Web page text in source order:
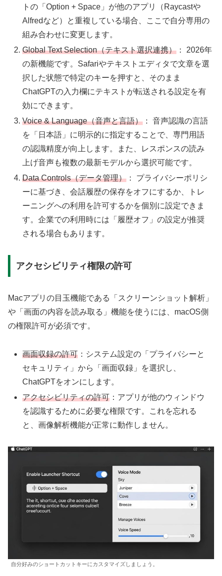
トの「Option + Space」が他のアプリ（Raycastや
Alfredなど）と重複している場合、ここで自分専用の
組み合わせに変更します。
Global Text Selection（テキスト選択連携） ： 2026年
の新機能です。Safariやテキストエディタで文章を選
択した状態で特定のキーを押すと、そのまま
ChatGPTの入力欄にテキストが転送される設定を有
効にできます。
Voice & Language（音声と言語） ： 音声認識の言語
を「日本語」に明示的に指定することで、専門用語
の認識精度が向上します。また、レスポンスの読み
上げ音声も複数の最新モデルから選択可能です。
Data Controls（データ管理） ： プライバシーポリシ
ーに基づき、会話履歴の保存をオフにするか、トレ
ーニングへの利用を許可するかを個別に設定できま
す。企業での利用時には「履歴オフ」の設定が推奨
される場合もあります。
アクセシビリティ権限の許可
Macアプリの目玉機能である「スクリーンショット解析」
や「画面の内容を読み取る」機能を使うには、macOS側
の権限許可が必須です。
画面収録の許可 ：システム設定の「プライバシーと
セキュリティ」から「画面収録」を選択し、
ChatGPTをオンにします。
アクセシビリティの許可 ：アプリが他のウィンドウ
を認識するために必要な権限です。これを忘れる
と、画像解析機能が正常に動作しません。
自分好みのショートカットキーにカスタマイズしましょう。